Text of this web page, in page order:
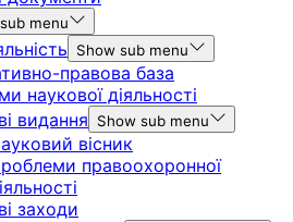
menu
Show sub menu
правова база
наукової діяльності
видання
Show sub menu
вісник
правоохоронної
заходи